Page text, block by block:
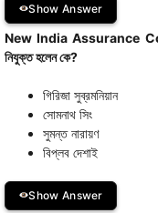
Show Answer
New India Assurance
নিযুক্ত হলেন কে?
গিরিজা সুব্রমনিয়ান
সোমনাথ সিং
সুমন্ত নারায়ণ
বিপ্লব দেশাই
Show Answer